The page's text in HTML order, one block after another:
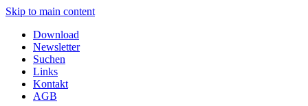
Skip to main content
Download
Newsletter
Suchen
Links
Kontakt
AGB